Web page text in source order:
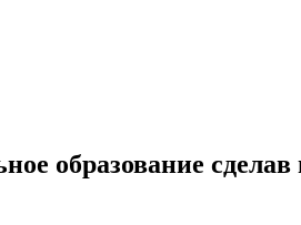
образование сделав